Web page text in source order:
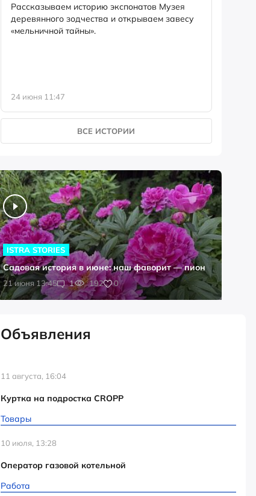
Рассказываем историю экспонатов Музея
деревянного зодчества и открываем завесу
«мельничной тайны».
24 июня 11:47
ВСЕ ИСТОРИИ
21 июня 13:45 1 192 0
ISTRA STORIES
Садовая история в июне: наш фаворит — пион
Объявления
11 августа, 16:04
Куртка на подростка CROPP
Товары
10 июля, 13:28
Оператор газовой котельной
Работа